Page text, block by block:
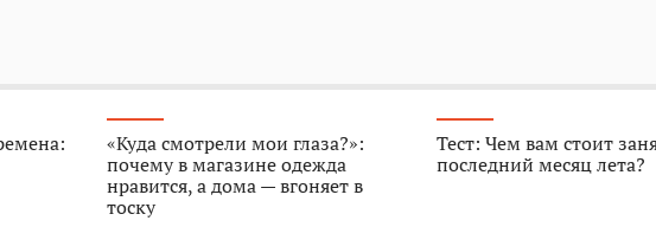
«Куда смотрели мои глаза?»:
почему в магазине одежда
нравится, а дома — вгоняет в
тоску
Тест: Чем вам стоит
последний месяц лета?